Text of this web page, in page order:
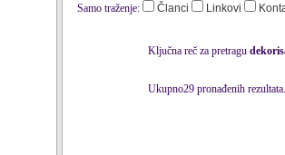
Samo traženje: Članci Linkovi
Ključna reč za pretragu
Ukupno29 pronađenih rezultata.